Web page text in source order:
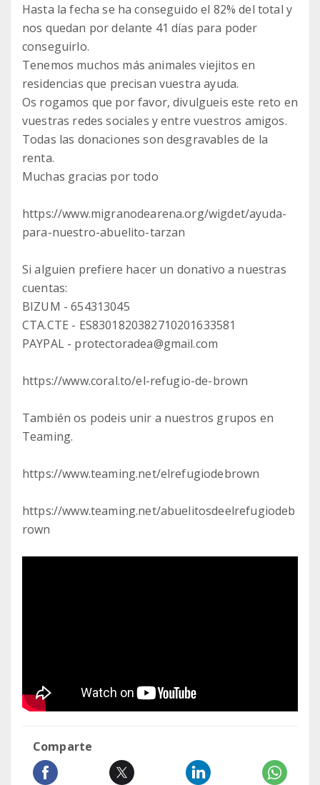
Hasta la fecha se ha conseguido el 82% del total y
nos quedan por delante 41 días para poder
conseguirlo.
Tenemos muchos más animales viejitos en
residencias que precisan vuestra ayuda.
Os rogamos que por favor, divulgueis este reto en
vuestras redes sociales y entre vuestros amigos.
Todas las donaciones son desgravables de la
renta.
Muchas gracias por todo
https://www.migranodearena.org/wigdet/ayuda-
para-nuestro-abuelito-tarzan
Si alguien prefiere hacer un donativo a nuestras
cuentas:
BIZUM - 654313045
CTA.CTE - ES8301820382710201633581
PAYPAL - protectoradea@gmail.com
https://www.coral.to/el-refugio-de-brown
También os podeis unir a nuestros grupos en
Teaming.
https://www.teaming.net/elrefugiodebrown
https://www.teaming.net/abuelitosdeelrefugiodeb
rown
Comparte